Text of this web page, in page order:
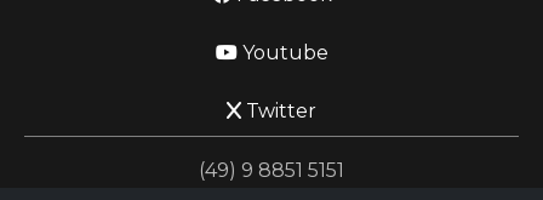
Youtube
Twitter
(49) 9 8851 5151